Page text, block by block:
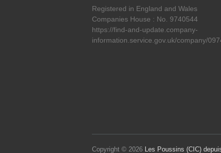
Registered in England and Wales
Companies House : No. 9740544
https://find-and-update.company-
information.service.gov.uk/company/
Copyright © 2026 Les Poussins (CIC)